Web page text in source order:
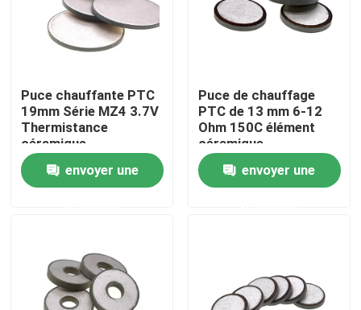
Produits
vidéo
Visite de l'usine
Puce chauffante PTC
19mm Série MZ4 3.7V
Thermistance
céramique
envoyer une
Puce de chauffage
PTC de 13 mm 6-12
Ohm 150C élément
céramique
envoyer une